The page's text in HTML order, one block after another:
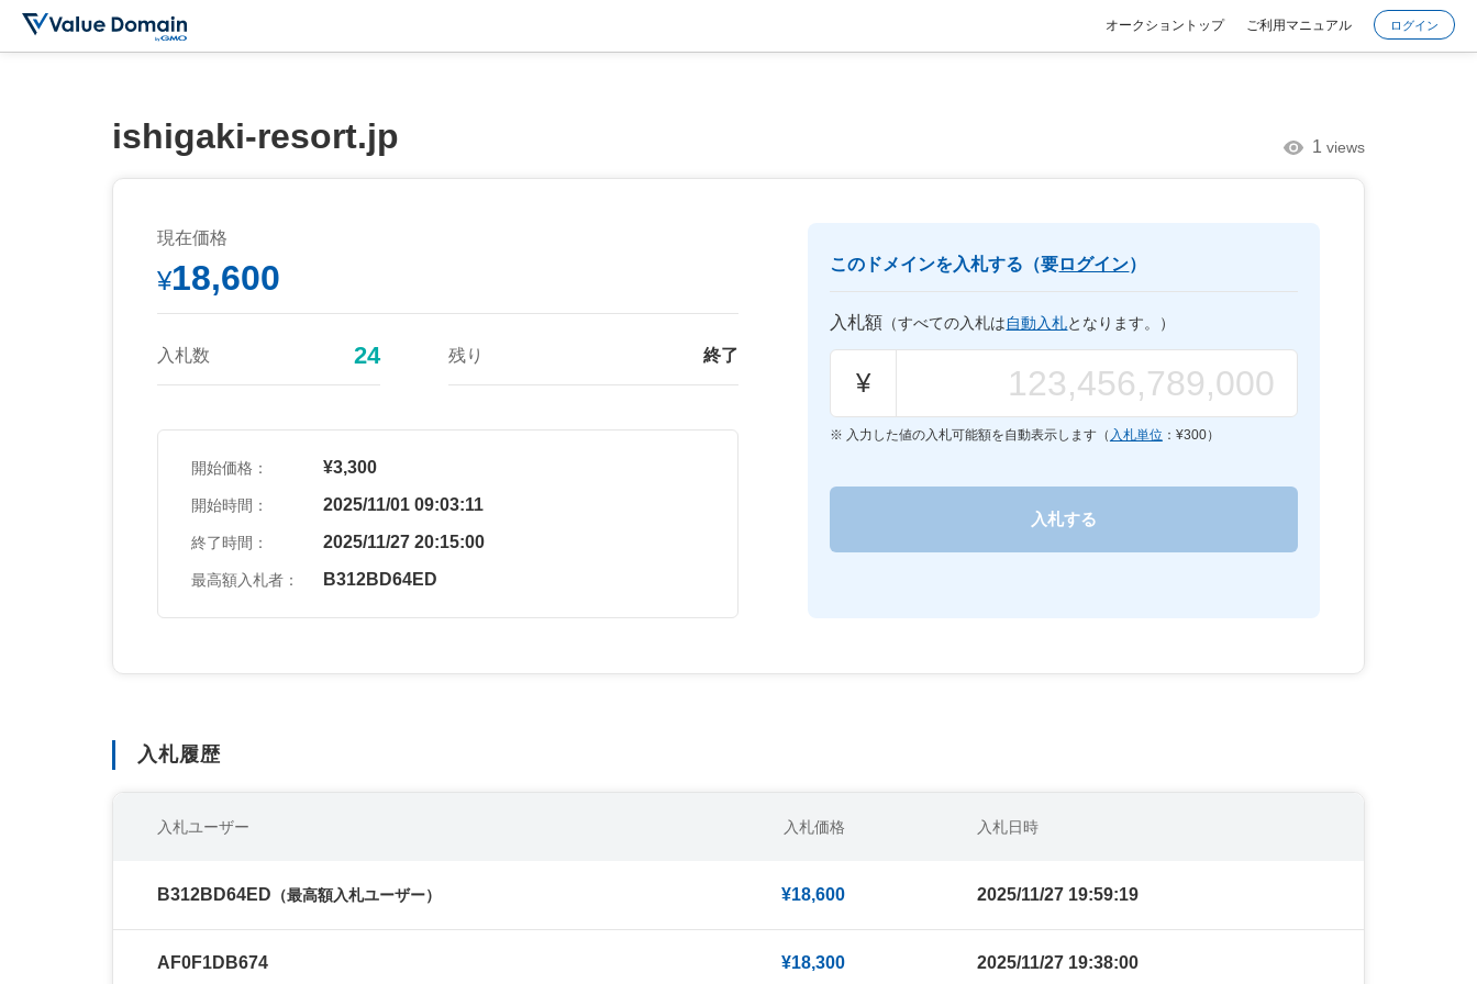
オークショントップ ご利用マニュアル ログイン
ishigaki-resort.jp 1 views
現在価格
¥18,600
入札数 24 残り 終了
開始価格： ¥3,300
開始時間： 2025/11/01 09:03:11
終了時間： 2025/11/27 20:15:00
最高額入札者： B312BD64ED
このドメインを入札する（要ログイン）
入札額 （すべての入札は自動入札となります。）
¥
入力した値の入札可能額を自動表示します（ 入札単位 ：¥300）
入札履歴
入札ユーザー 入札価格 入札日時
B312BD64ED （最高額入札ユーザー） ¥18,600 2025/11/27 19:59:19
AF0F1DB674 ¥18,300 2025/11/27 19:38:00